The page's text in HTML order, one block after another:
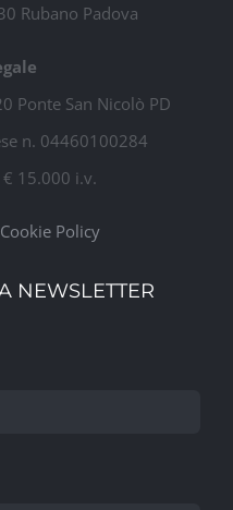
Rubano Padova
Ponte San Nicolò PD
n. 04460100284
€ 15.000 i.v.
Cookie Policy
NEWSLETTER